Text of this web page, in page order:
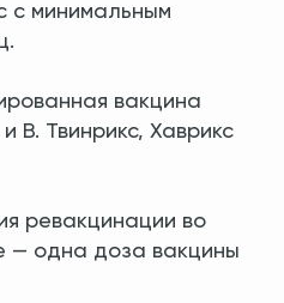
с минимальным
вакцина
В. Твинрикс, Хаврикс
ревакцинации во
— одна доза вакцины